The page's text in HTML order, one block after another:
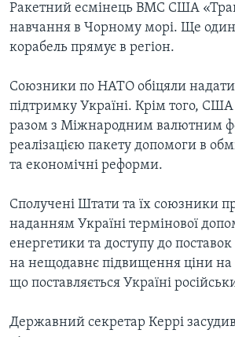
Ракетний есмінець ВМС США
навчання в Чорному морі. Ще
корабель прямує в регіон.
Союзники по НАТО обіцяли
підтримку Україні. Крім того,
разом з Міжнародним валютним
реалізацією пакету допомоги в
та економічні реформи.
Сполучені Штати та їх союзники
наданням Україні термінової
енергетики та доступу до поставок
на нещодавнє підвищення ціни
що поставляється Україні
Державний секретар Керрі